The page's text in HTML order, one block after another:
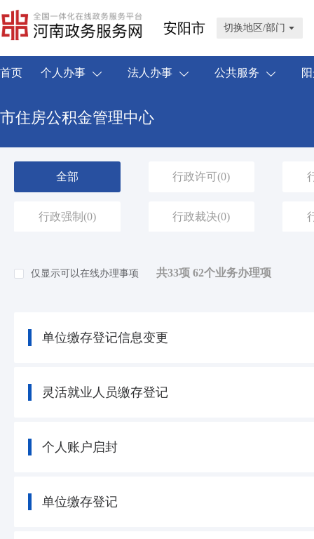
安阳市 切换地区/部门
首页 个人办事 法人办事 公共服务
市住房公积金管理中心
全部 行政许可(0)
行政强制 (0) 行政裁决(0)
仅显示可以在线办理事项 共33项 62个业务办理项
单位缴存登记信息变更
灵活就业人员缴存登记
个人账户启封
单位缴存登记